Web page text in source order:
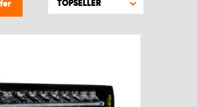
TOPSELLER